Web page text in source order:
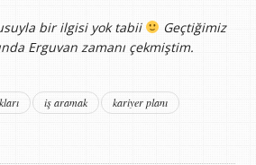
bir ilgisi yok tabii
Geçtiğimiz
Erguvan zamanı çekmiştim.
iş aramak
kariyer planı